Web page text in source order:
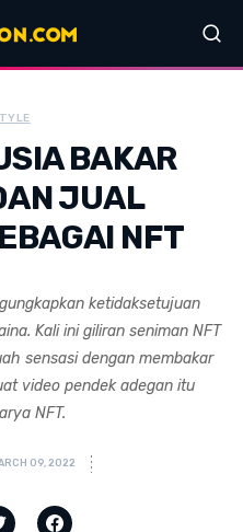
BAKAR
JUAL
NFT
ketidaksetujuan
Kali ini giliran seniman NFT
sensasi dengan membakar
video pendek adegan itu
NFT.
09, 2022